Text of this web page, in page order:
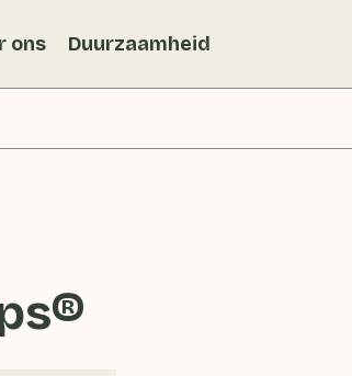
ons Duurzaamheid